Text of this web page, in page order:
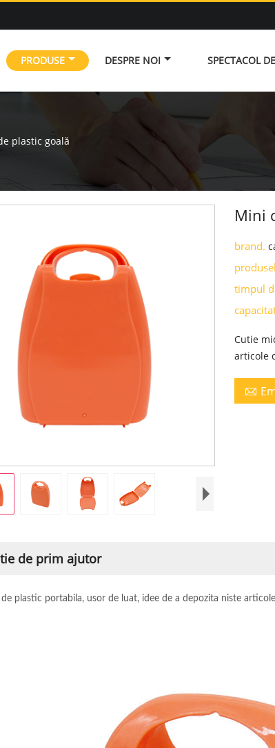
PRODUSE DESPRE NOI SPECTACOL
plastic goală
Mini
brand.
timpul
Cutie
articole

de prim ajutor
plastic portabila, usor de luat, idee de a depozita niste